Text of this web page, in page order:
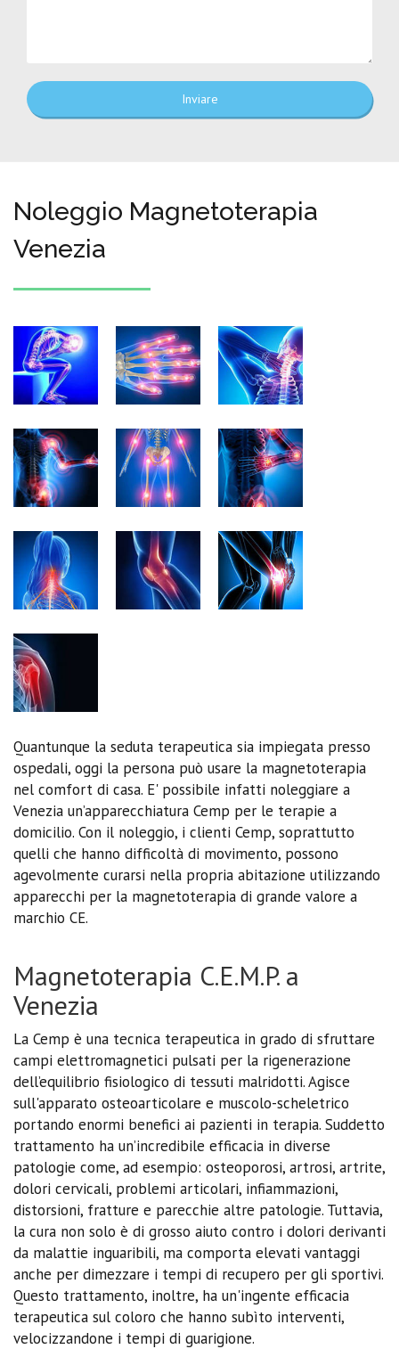
Inviare
Noleggio Magnetoterapia
Venezia
Quantunque la seduta terapeutica sia impiegata presso
ospedali, oggi la persona può usare la magnetoterapia
nel comfort di casa. E' possibile infatti noleggiare a
Venezia un’apparecchiatura Cemp per le terapie a
domicilio. Con il noleggio, i clienti Cemp, soprattutto
quelli che hanno difficoltà di movimento, possono
agevolmente curarsi nella propria abitazione utilizzando
apparecchi per la magnetoterapia di grande valore a
marchio CE.
Magnetoterapia C.E.M.P. a
Venezia
La Cemp è una tecnica terapeutica in grado di sfruttare
campi elettromagnetici pulsati per la rigenerazione
dell’equilibrio fisiologico di tessuti malridotti. Agisce
sull'apparato osteoarticolare e muscolo-scheletrico
portando enormi benefici ai pazienti in terapia. Suddetto
trattamento ha un’incredibile efficacia in diverse
patologie come, ad esempio: osteoporosi, artrosi, artrite,
dolori cervicali, problemi articolari, infiammazioni,
distorsioni, fratture e parecchie altre patologie. Tuttavia,
la cura non solo è di grosso aiuto contro i dolori derivanti
da malattie inguaribili, ma comporta elevati vantaggi
anche per dimezzare i tempi di recupero per gli sportivi.
Questo trattamento, inoltre, ha un'ingente efficacia
terapeutica sul coloro che hanno subìto interventi,
velocizzandone i tempi di guarigione.